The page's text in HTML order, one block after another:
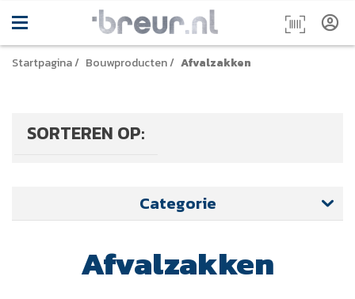
Startpagina/ Bouwproducten/ Afvalzakken
SORTEREN OP:
Categorie
Afvalzakken